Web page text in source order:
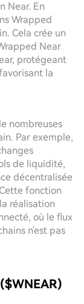
Near. En
Wrapped
Cela crée un
Near
protégeant
la
nombreuses
Par exemple,
de liquidité,
décentralisée
fonction
réalisation
où le flux
n'est pas